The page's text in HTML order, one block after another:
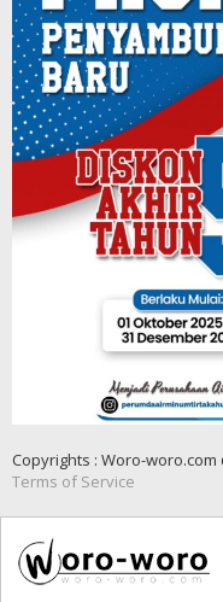
Copyrights : Woro-woro.com
Terms of Service